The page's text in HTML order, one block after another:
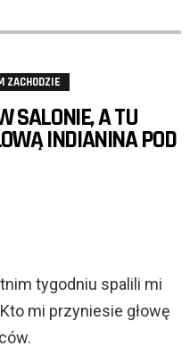
ZACHODZIE
SALONIE, A TU
INDIANINA POD
tygodniu spalili mi
mi przyniesie głowę